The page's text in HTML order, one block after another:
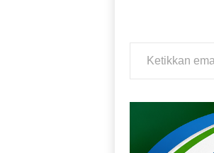
Ketikkan email Anda...